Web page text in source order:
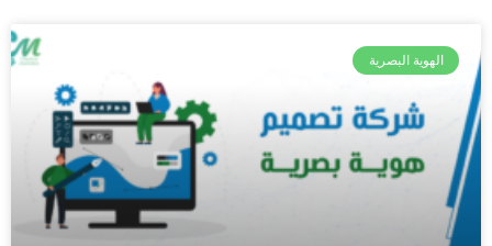
الهوية البصرية